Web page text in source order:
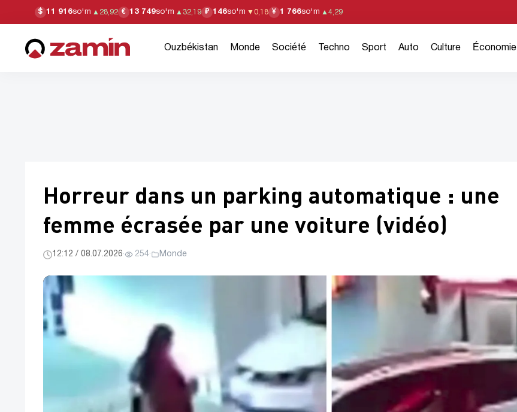
$ 11 916so'm ▲ 28,92 € 13 749so'm ▲ 32,19 ₽ 146so'm ▼ 0,18 ¥ 1 766so'm ▲ 4,29
Ouzbékistan Monde Société Techno Sport Auto Culture Économie
Horreur dans un parking automatique : une
femme écrasée par une voiture (vidéo)
12:12 / 08.07.2026· 254· Monde